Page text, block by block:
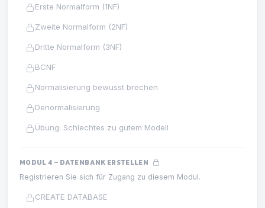
Erste Normalform (1NF)
Zweite Normalform (2NF)
Dritte Normalform (3NF)
BCNF
Normalisierung bewusst brechen
Denormalisierung
Übung: Schlechtes zu gutem Modell
MODUL 4 – DATENBANK ERSTELLEN
Registrieren Sie sich für Zugang zu diesem Modul.
CREATE DATABASE